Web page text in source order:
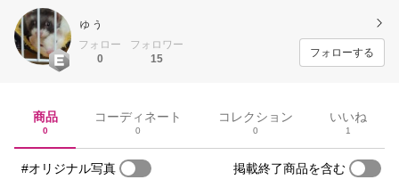
ゅぅ
フォロー
0
フォロワー
15
フォローする
商品
0
コーディネート
0
コレクション
0
いいね
1
#オリジナル写真 掲載終了商品を含む